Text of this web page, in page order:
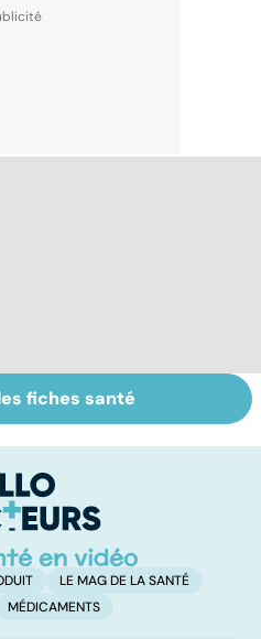
HPV : tout savoir
sur les
fiches santé
LE MAG DE LA SANTÉ
MÉDICAMENTS